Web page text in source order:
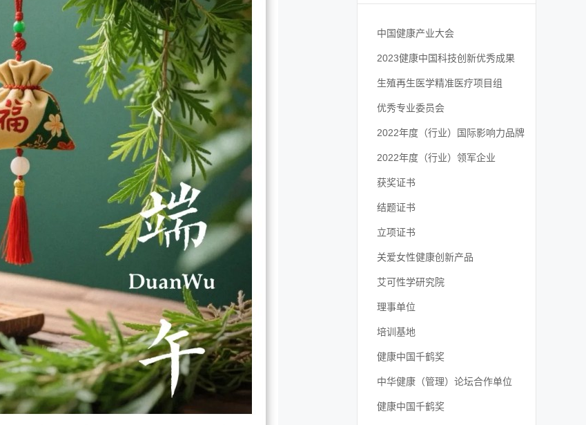
中国健康产业大会
2023健康中国科技创新优秀成果
生殖再生医学精准医疗项目组
优秀专业委员会
2022年度（行业）国际影响力品牌
2022年度（行业）领军企业
获奖证书
结题证书
立项证书
关爱女性健康创新产品
艾可性学研究院
理事单位
培训基地
健康中国千鹤奖
中华健康（管理）论坛合作单位
健康中国千鹤奖